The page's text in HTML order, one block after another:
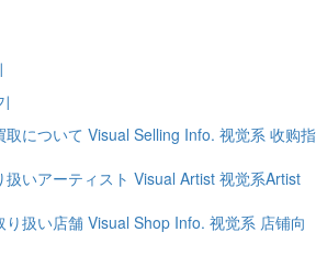
取について Visual Selling Info. 视觉系 收购指
いアーティスト Visual Artist 视觉系Artist
り扱い店舗 Visual Shop Info. 视觉系 店铺向